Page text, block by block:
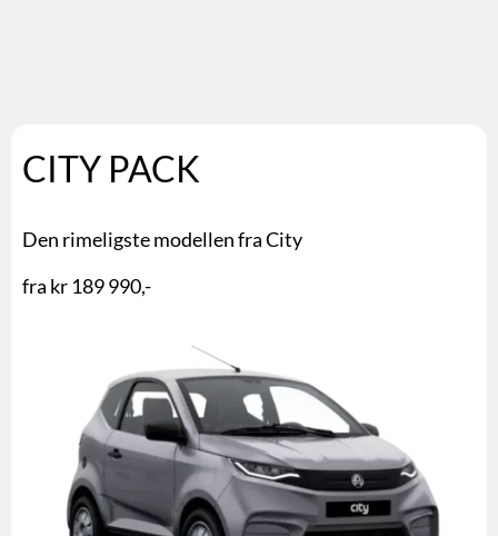
CITY PACK
Den rimeligste modellen fra City
fra kr 189 990,-